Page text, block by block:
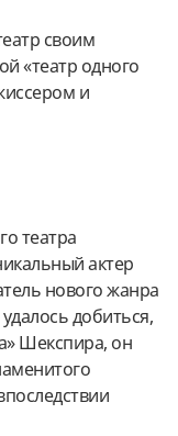
своим
«театр одного
и
театра
актер
нового жанра
добиться,
Шекспира, он